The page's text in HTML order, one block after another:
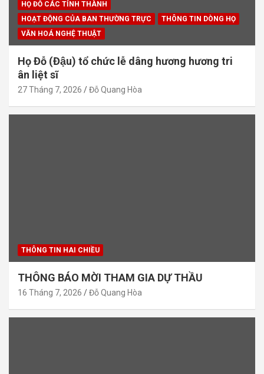
HỌ ĐỖ CÁC TỈNH THÀNH
HOẠT ĐỘNG CỦA BAN THƯỜNG TRỰC
THÔNG TIN DÒNG HỌ
VĂN HOÁ NGHỆ THUẬT
Họ Đỗ (Đậu) tổ chức lễ dâng hương hương tri
ân liệt sĩ
27 Tháng 7, 2026 Đỗ Quang Hòa
THÔNG TIN HAI CHIỀU
THÔNG BÁO MỜI THAM GIA DỰ THẦU
16 Tháng 7, 2026 Đỗ Quang Hòa